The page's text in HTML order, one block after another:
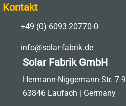
Kontakt
+49 (0) 6093 20770-0
info@solar-fabrik.de
Solar Fabrik GmbH
Hermann-Niggemann-Str. 7-9
63846 Laufach | Germany